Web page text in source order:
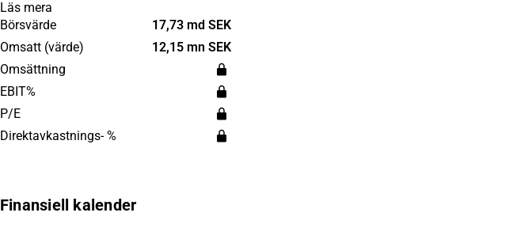
samhällsnyttiga fastigheter med
offentliga hyresgäster, belägna i
nyckelstäder i Norge. Byggnaderna
rymmer funktioner för samhället såsom
polisstationer, domstolar, hälsovård och
annan offentlig service. Bolaget
grundades år 2021 och har sitt
huvudkontor i Oslo.
Läs mera
Börsvärde
17,73 md SEK
Omsatt (värde)
12,15 mn SEK
Omsättning
EBIT%
P/E
Direktavkastnings- %
Finansiell kalender